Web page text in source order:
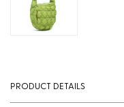
PRODUCT DETAILS